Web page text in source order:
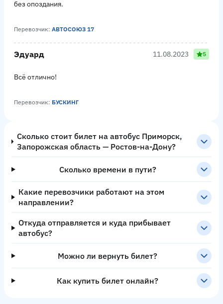
без опоздания.
Перевозчик: АВТОСОЮЗ 17
Эдуард 11.08.2023 5
Всё отлично!
Перевозчик: БУСКИНГ
Сколько стоит билет на автобус Приморск,
Запорожская область — Ростов-на-Дону?
Сколько времени в пути?
Какие перевозчики работают на этом
направлении?
Откуда отправляется и куда прибывает
автобус?
Можно ли вернуть билет?
Как купить билет онлайн?